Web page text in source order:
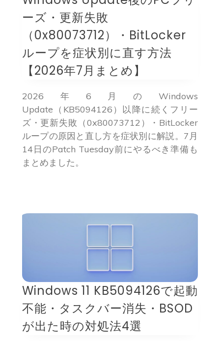
ーズ・更新失敗
（0x80073712）・BitLocker
ループを症状別に直す方法
【2026年7月まとめ】
2026年6月のWindows
Update（KB5094126）以降に続くフリー
ズ・更新失敗（0x80073712）・BitLocker
ループの原因と直し方を症状別に解説。7月
14日のPatch Tuesday前にやるべき準備も
まとめました。
Windows 11 KB5094126で起動
不能・タスクバー消失・BSOD
が出た時の対処法4選